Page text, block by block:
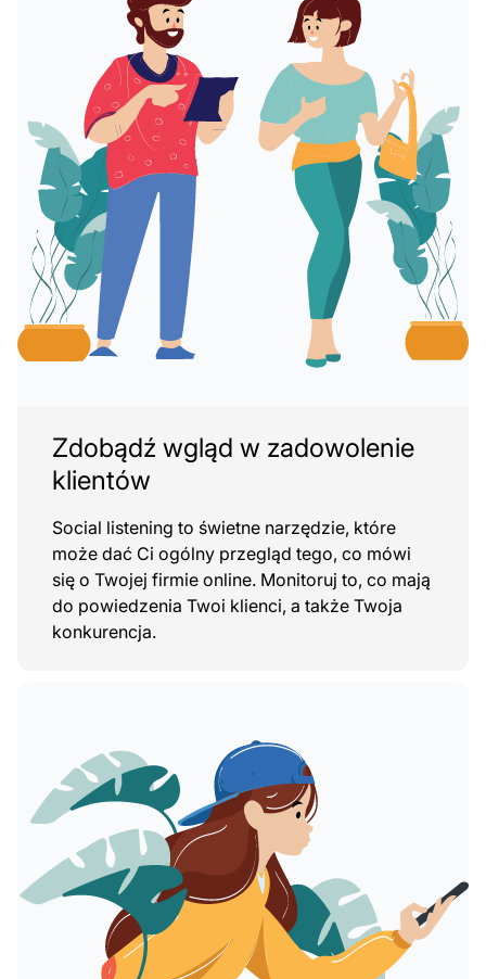
Zdobądź wgląd w zadowolenie
klientów
Social listening to świetne narzędzie, które
może dać Ci ogólny przegląd tego, co mówi
się o Twojej firmie online. Monitoruj to, co mają
do powiedzenia Twoi klienci, a także Twoja
konkurencja.